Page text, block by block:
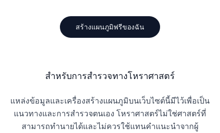
สร้างแผนภูมิฟรีของฉัน
สำหรับการสำรวจทางโหราศาสตร์
แหล่งข้อมูลและเครื่องสร้างแผนภูมิบนเว็บไซต์นี้มีไว้เพื่อเป็น
แนวทางและการสำรวจตนเอง โหราศาสตร์ไม่ใช่ศาสตร์ที่
สามารถทำนายได้และไม่ควรใช้แทนคำแนะนำจากผู้